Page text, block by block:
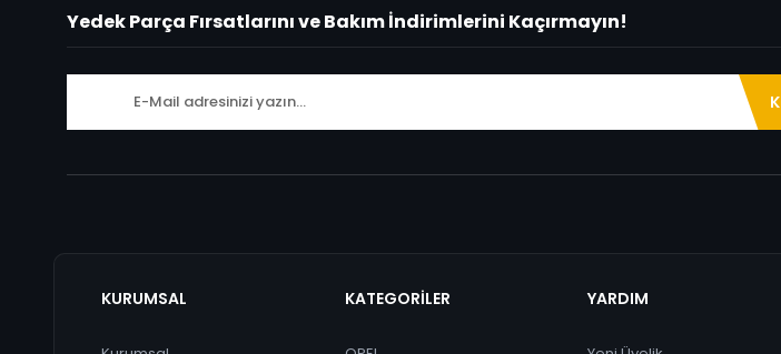
Yedek Parça Fırsatlarını ve Bakım İndirimlerini Kaçırmayın!
KURUMSAL KATEGORİLER YARDIM